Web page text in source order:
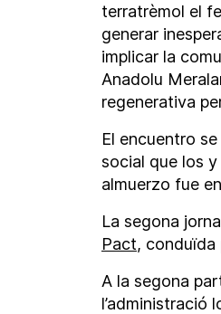
terratrèmol el
generar
implicar la
Anadolu
regenerativa
El encuentro
social que los
almuerzo fue
La segona
Pact, conduïda
A la segona
l’administració